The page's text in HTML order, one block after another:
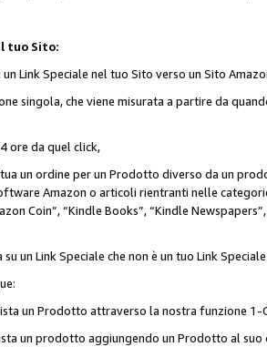
tuo Sito:
Link Speciale nel tuo Sito verso un Sito
singola, che viene misurata a partire da
ore da quel click,
un ordine per un Prodotto diverso da un
Amazon o articoli rientranti nelle categorie
Coin”, “Kindle Books”, “Kindle
un Link Speciale che non è un tuo Link
un Prodotto attraverso la nostra funzione 1-
un prodotto aggiungendo un Prodotto al